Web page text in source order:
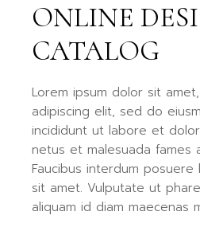
ONLINE
CATALOG
Lorem ipsum dolor sit
adipiscing elit, sed do
incididunt ut labore et
netus et malesuada fames
Faucibus interdum
sit amet. Vulputate ut
aliquam id diam maecenas